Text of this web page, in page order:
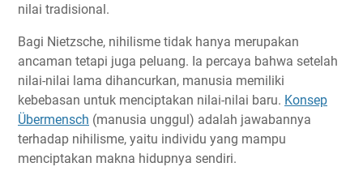
nilai tradisional.
Bagi Nietzsche, nihilisme tidak hanya merupakan
ancaman tetapi juga peluang. Ia percaya bahwa setelah
nilai-nilai lama dihancurkan, manusia memiliki
kebebasan untuk menciptakan nilai-nilai baru. Konsep
Übermensch (manusia unggul) adalah jawabannya
terhadap nihilisme, yaitu individu yang mampu
menciptakan makna hidupnya sendiri.